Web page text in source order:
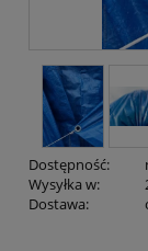
Dostępność:
Wysyłka w:
Dostawa:
Cena nie